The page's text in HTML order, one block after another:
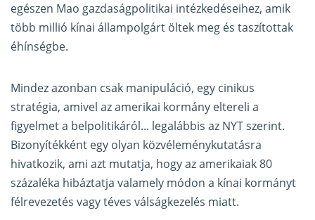
egészen Mao gazdaságpolitikai intézkedéseihez, amik
több millió kínai állampolgárt öltek meg és taszítottak
éhínségbe.
Mindez azonban csak manipuláció, egy cinikus
stratégia, amivel az amerikai kormány eltereli a
figyelmet a belpolitikáról... legalábbis az NYT szerint.
Bizonyítékként egy olyan közvéleménykutatásra
hivatkozik, ami azt mutatja, hogy az amerikaiak 80
százaléka hibáztatja valamely módon a kínai kormányt
félrevezetés vagy téves válságkezelés miatt.